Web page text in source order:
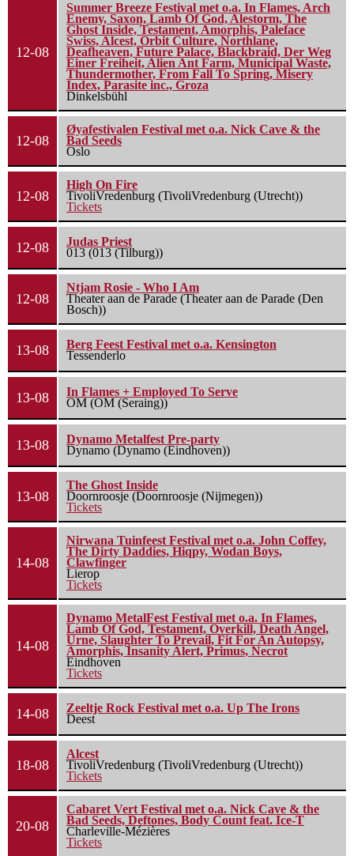
12-08
Summer Breeze Festival met o.a. In Flames, Arch
Enemy, Saxon, Lamb Of God, Alestorm, The
Ghost Inside, Testament, Amorphis, Paleface
Swiss, Alcest, Orbit Culture, Northlane,
Deafheaven, Future Palace, Blackbraid, Der Weg
Einer Freiheit, Alien Ant Farm, Municipal Waste,
Thundermother, From Fall To Spring, Misery
Index, Parasite inc., Groza
Dinkelsbühl
12-08
Øyafestivalen Festival met o.a. Nick Cave & the
Bad Seeds
Oslo
12-08
High On Fire
TivoliVredenburg (TivoliVredenburg (Utrecht))
Tickets
12-08
Judas Priest
013 (013 (Tilburg))
12-08
Ntjam Rosie - Who I Am
Theater aan de Parade (Theater aan de Parade (Den
Bosch))
13-08
Berg Feest Festival met o.a. Kensington
Tessenderlo
13-08
In Flames + Employed To Serve
OM (OM (Seraing))
13-08
Dynamo Metalfest Pre-party
Dynamo (Dynamo (Eindhoven))
13-08
The Ghost Inside
Doornroosje (Doornroosje (Nijmegen))
Tickets
14-08
Nirwana Tuinfeest Festival met o.a. John Coffey,
The Dirty Daddies, Hiqpy, Wodan Boys,
Clawfinger
Lierop
Tickets
14-08
Dynamo MetalFest Festival met o.a. In Flames,
Lamb Of God, Testament, Overkill, Death Angel,
Urne, Slaughter To Prevail, Fit For An Autopsy,
Amorphis, Insanity Alert, Primus, Necrot
Eindhoven
Tickets
14-08
Zeeltje Rock Festival met o.a. Up The Irons
Deest
18-08
Alcest
TivoliVredenburg (TivoliVredenburg (Utrecht))
Tickets
20-08
Cabaret Vert Festival met o.a. Nick Cave & the
Bad Seeds, Deftones, Body Count feat. Ice-T
Charleville-Mézières
Tickets